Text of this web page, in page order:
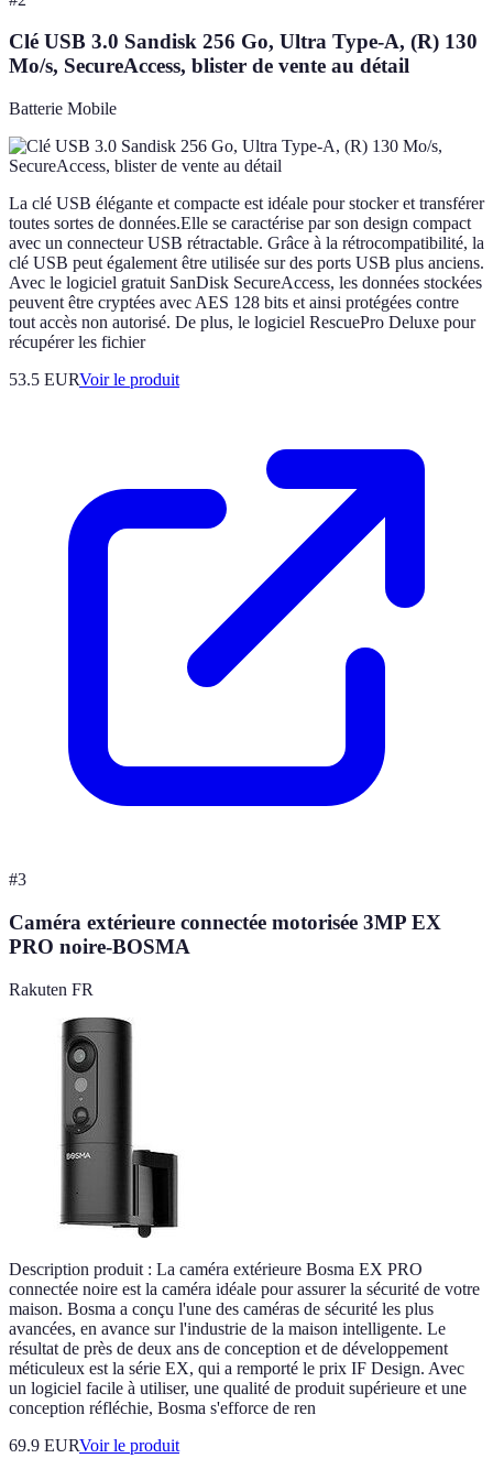
Clé USB 3.0 Sandisk 256 Go, Ultra Type-A, (R) 130
Mo/s, SecureAccess, blister de vente au détail
Batterie Mobile
La clé USB élégante et compacte est idéale pour stocker et transférer
toutes sortes de données.Elle se caractérise par son design compact
avec un connecteur USB rétractable. Grâce à la rétrocompatibilité, la
clé USB peut également être utilisée sur des ports USB plus anciens.
Avec le logiciel gratuit SanDisk SecureAccess, les données stockées
peuvent être cryptées avec AES 128 bits et ainsi protégées contre
tout accès non autorisé. De plus, le logiciel RescuePro Deluxe pour
récupérer les fichier
53.5 EURVoir le produit
#3
Caméra extérieure connectée motorisée 3MP EX
PRO noire-BOSMA
Rakuten FR
Description produit : La caméra extérieure Bosma EX PRO
connectée noire est la caméra idéale pour assurer la sécurité de votre
maison. Bosma a conçu l'une des caméras de sécurité les plus
avancées, en avance sur l'industrie de la maison intelligente. Le
résultat de près de deux ans de conception et de développement
méticuleux est la série EX, qui a remporté le prix IF Design. Avec
un logiciel facile à utiliser, une qualité de produit supérieure et une
conception réfléchie, Bosma s'efforce de ren
69.9 EURVoir le produit